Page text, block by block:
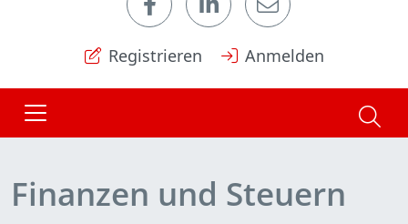
Registrieren Anmelden
Finanzen und Steuern